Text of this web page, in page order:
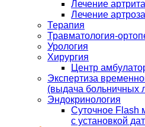
Лечение артрита
Лечение артроза
Терапия
Травматология-
Урология
Хирургия
Центр
Экспертиза
(выдача больничных
Эндокринология
Суточное Flash
с установкой